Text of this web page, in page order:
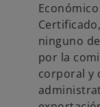
ninguno
por la
corporal y